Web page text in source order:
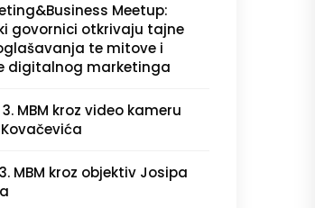
Meetup:
govornici otkrivaju tajne
te mitove i
digitalnog marketinga
3. MBM kroz video kameru
MBM kroz objektiv Josipa